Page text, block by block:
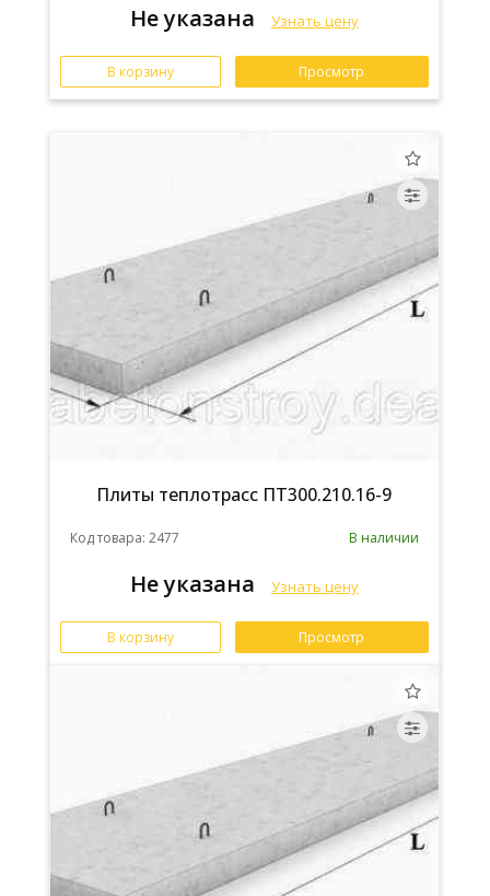
Не указана Узнать цену
В корзину Просмотр
Плиты теплотрасс ПТ300.210.16-9
Код товара: 2477 В наличии
Не указана Узнать цену
В корзину Просмотр